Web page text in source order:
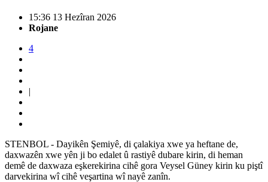
15:36 13 Hezîran 2026
Rojane
4
|
STENBOL - Dayikên Şemiyê, di çalakiya xwe ya heftane de,
daxwazên xwe yên ji bo edalet û rastiyê dubare kirin, di heman
demê de daxwaza eşkerekirina cihê gora Veysel Güney kirin ku piştî
darvekirina wî cihê veşartina wî nayê zanîn.